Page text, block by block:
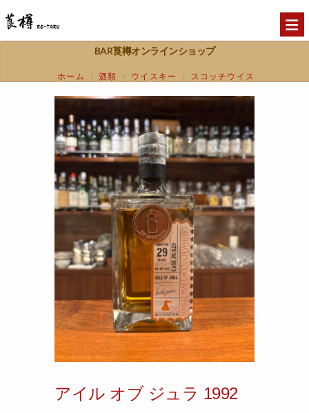
BAR莨樽オンラインショップ
ホーム / 酒類 / ウイスキー /
スコッチウイス
29年 バレル # 829 THE SINGLE CASK Isle
of JURA
アイル オブ ジュラ 1992